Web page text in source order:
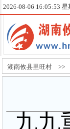
2026-08-06 16:05:54 星
湖南攸县里旺村 >>
九九